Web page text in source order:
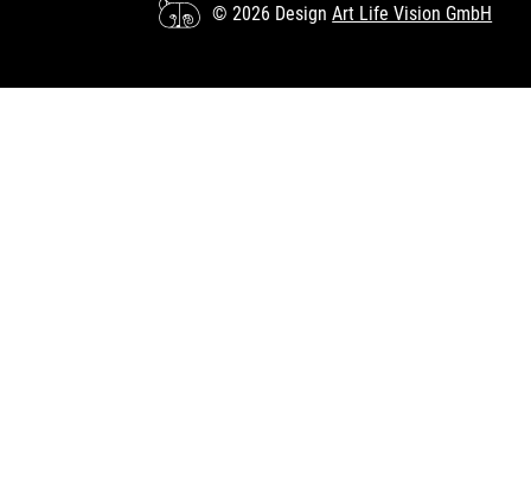
© 2026 DesignArt Life Vision GmbH